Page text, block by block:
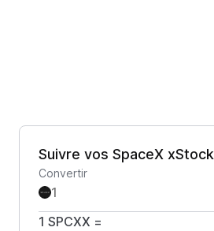
Suivre vos SpaceX xStock
Convertir
1 SPCXX =